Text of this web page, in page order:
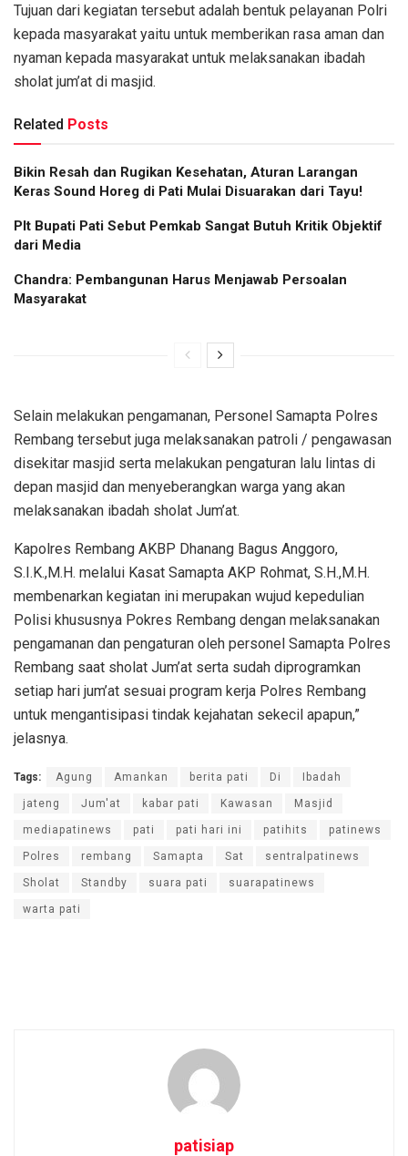
Tujuan dari kegiatan tersebut adalah bentuk pelayanan Polri
kepada masyarakat yaitu untuk memberikan rasa aman dan
nyaman kepada masyarakat untuk melaksanakan ibadah
sholat jum’at di masjid.
Related Posts
Bikin Resah dan Rugikan Kesehatan, Aturan Larangan
Keras Sound Horeg di Pati Mulai Disuarakan dari Tayu!
Plt Bupati Pati Sebut Pemkab Sangat Butuh Kritik Objektif
dari Media
Chandra: Pembangunan Harus Menjawab Persoalan
Masyarakat
Selain melakukan pengamanan, Personel Samapta Polres
Rembang tersebut juga melaksanakan patroli / pengawasan
disekitar masjid serta melakukan pengaturan lalu lintas di
depan masjid dan menyeberangkan warga yang akan
melaksanakan ibadah sholat Jum’at.
Kapolres Rembang AKBP Dhanang Bagus Anggoro,
S.I.K.,M.H. melalui Kasat Samapta AKP Rohmat, S.H.,M.H.
membenarkan kegiatan ini merupakan wujud kepedulian
Polisi khususnya Pokres Rembang dengan melaksanakan
pengamanan dan pengaturan oleh personel Samapta Polres
Rembang saat sholat Jum’at serta sudah diprogramkan
setiap hari jum’at sesuai program kerja Polres Rembang
untuk mengantisipasi tindak kejahatan sekecil apapun,”
jelasnya.
Tags: Agung Amankan berita pati Di Ibadah
jateng Jum'at kabar pati Kawasan Masjid
mediapatinews pati pati hari ini patihits patinews
Polres rembang Samapta Sat sentralpatinews
Sholat Standby suara pati suarapatinews
warta pati
patisiap